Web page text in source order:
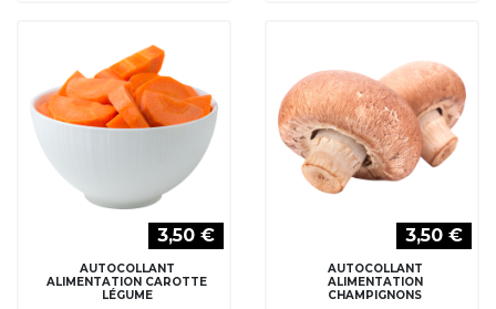
3,50 €
AUTOCOLLANT
ALIMENTATION CAROTTE
LÉGUME
3,50 €
AUTOCOLLANT
ALIMENTATION
CHAMPIGNONS